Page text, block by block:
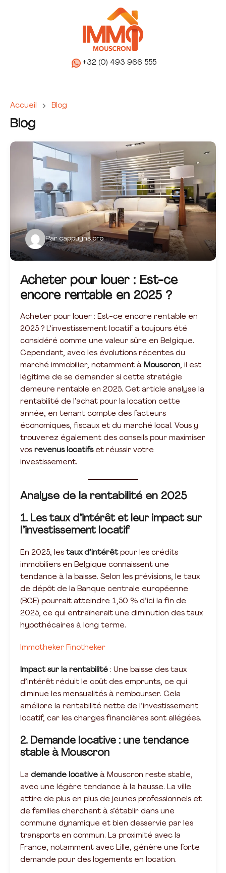
+32 (0) 493 966 555
Accueil Blog
Blog
Par cappuyns.pro
Acheter pour louer : Est-ce
encore rentable en 2025 ?
Acheter pour louer : Est-ce encore rentable en
2025 ? L’investissement locatif a toujours été
considéré comme une valeur sûre en Belgique.
Cependant, avec les évolutions récentes du
marché immobilier, notamment à Mouscron, il est
légitime de se demander si cette stratégie
demeure rentable en 2025. Cet article analyse la
rentabilité de l’achat pour la location cette
année, en tenant compte des facteurs
économiques, fiscaux et du marché local. Vous y
trouverez également des conseils pour maximiser
vos revenus locatifset réussir votre
investissement.
Analyse de la rentabilité en 2025
1. Les taux d’intérêt et leur impact sur
l’investissement locatif
En 2025, les taux d’intérêtpour les crédits
immobiliers en Belgique connaissent une
tendance à la baisse. Selon les prévisions, le taux
de dépôt de la Banque centrale européenne
(BCE) pourrait atteindre 1,50 % d’ici la fin de
2025, ce qui entraînerait une diminution des taux
hypothécaires à long terme.
Immotheker Finotheker
Impact sur la rentabilité : Une baisse des taux
d’intérêt réduit le coût des emprunts, ce qui
diminue les mensualités à rembourser. Cela
améliore la rentabilité nette de l’investissement
locatif, car les charges financières sont allégées.
2. Demande locative : une tendance
stable à Mouscron
La demande locative à Mouscron reste stable,
avec une légère tendance à la hausse. La ville
attire de plus en plus de jeunes professionnels et
de familles cherchant à s’établir dans une
commune dynamique et bien desservie par les
transports en commun. La proximité avec la
France, notamment avec Lille, génère une forte
demande pour des logements en location.